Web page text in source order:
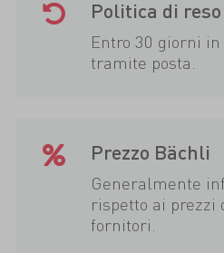
Politica di reso
Entro 30 giorni
tramite posta.
Prezzo Bächli
Generalmente
rispetto ai prezzi
fornitori.